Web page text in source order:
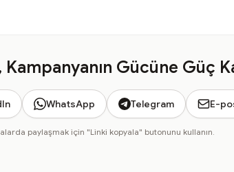
Kampanyanın Gücüne Güç
WhatsApp Telegram E-
paylaşmak için "Linki kopyala" butonunu kullanın.